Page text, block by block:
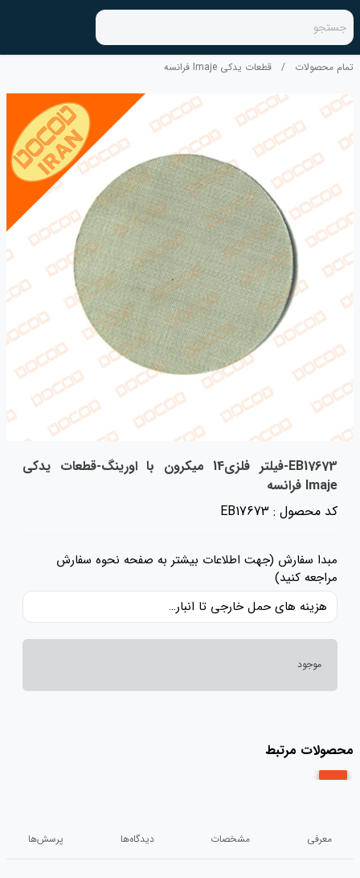
جستجو
تمام محصولات / قطعات یدکی Imaje فرانسه
EB17673-فیلتر فلزی14 میکرون با اورینگ-قطعات یدکی
Imaje فرانسه
کد محصول : EB17673
مبدا سفارش (جهت اطلاعات بیشتر به صفحه نحوه سفارش
مراجعه کنید)
هزینه های حمل خارجی تا انبار ایران، حقوق گمرکی و عوارض و مالیات و سایر هزینه های کالا به قیمت ریالی کالا اضافه شده است و حمل داخلی رایگان می باشد.
موجود
محصولات مرتبط
معرفی مشخصات دیدگاه‌ها پرسش‌ها